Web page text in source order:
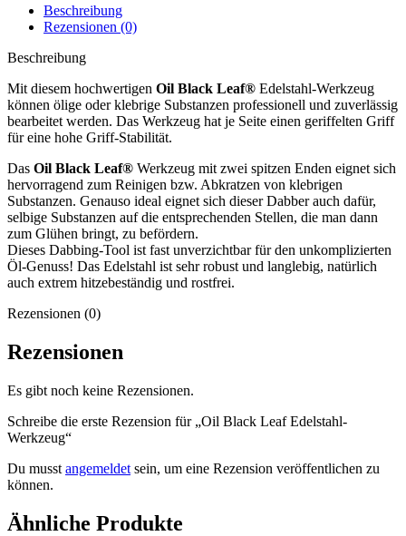
Beschreibung
Rezensionen (0)
Beschreibung
Mit diesem hochwertigen Oil Black Leaf® Edelstahl-Werkzeug
können ölige oder klebrige Substanzen professionell und zuverlässig
bearbeitet werden. Das Werkzeug hat je Seite einen geriffelten Griff
für eine hohe Griff-Stabilität.
Das Oil Black Leaf® Werkzeug mit zwei spitzen Enden eignet sich
hervorragend zum Reinigen bzw. Abkratzen von klebrigen
Substanzen. Genauso ideal eignet sich dieser Dabber auch dafür,
selbige Substanzen auf die entsprechenden Stellen, die man dann
zum Glühen bringt, zu befördern.
Dieses Dabbing-Tool ist fast unverzichtbar für den unkomplizierten
Öl-Genuss! Das Edelstahl ist sehr robust und langlebig, natürlich
auch extrem hitzebeständig und rostfrei.
Rezensionen (0)
Rezensionen
Es gibt noch keine Rezensionen.
Schreibe die erste Rezension für „Oil Black Leaf Edelstahl-
Werkzeug“
Du musst angemeldet sein, um eine Rezension veröffentlichen zu
können.
Ähnliche Produkte